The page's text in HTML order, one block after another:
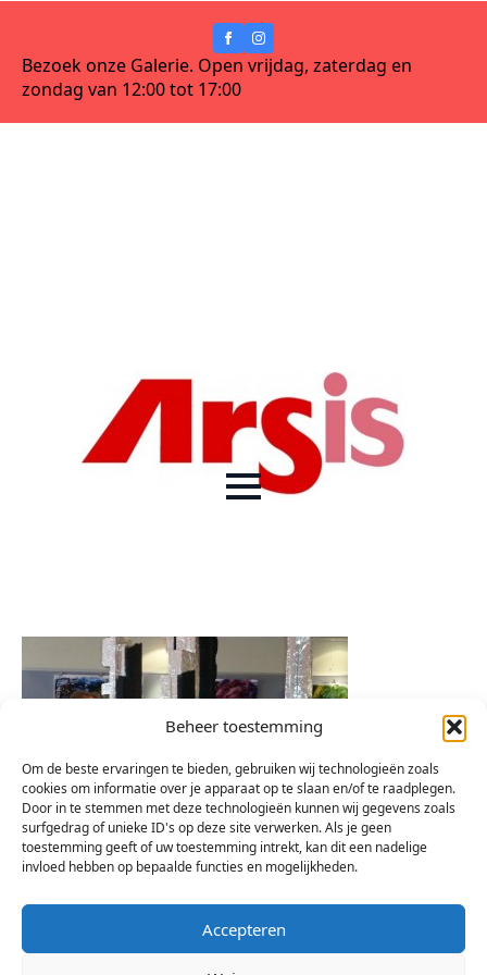
Beheer toestemming
Om de beste ervaringen te bieden, gebruiken wij technologieën zoals
cookies om informatie over je apparaat op te slaan en/of te raadplegen.
Door in te stemmen met deze technologieën kunnen wij gegevens zoals
surfgedrag of unieke ID's op deze site verwerken. Als je geen
toestemming geeft of uw toestemming intrekt, kan dit een nadelige
invloed hebben op bepaalde functies en mogelijkheden.
Accepteren
Bezoek onze Galerie. Open vrijdag, zaterdag en
zondag van 12:00 tot 17:00